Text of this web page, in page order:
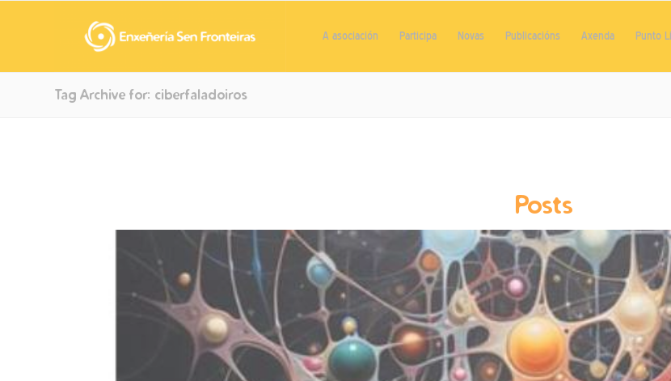
A asociación Participa Novas Publicacións Axenda Punto
Tag Archive for: ciberfaladoiros
Posts